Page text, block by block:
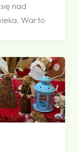
nad
Warto